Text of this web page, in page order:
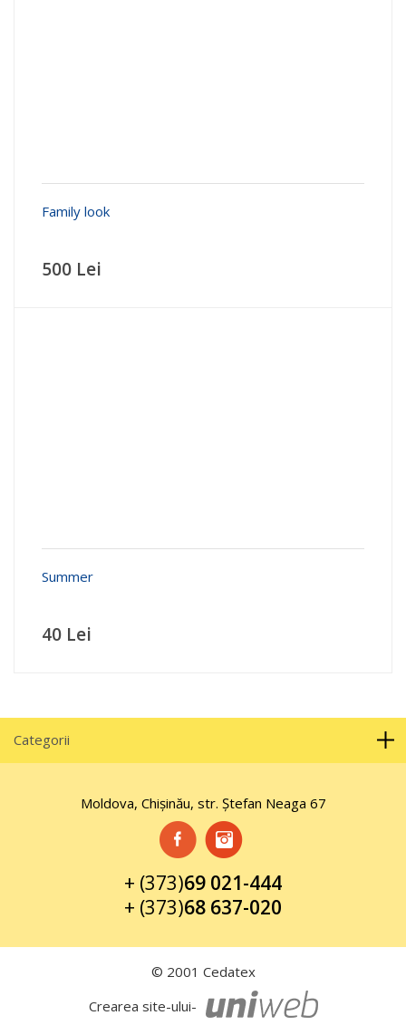
Family look
500 Lei
Summer
40 Lei
Categorii
Moldova, Chișinău, str. Ştefan Neaga 67
+ (373)69 021-444
+ (373)68 637-020
© 2001 Cedatex
Crearea site-ului-